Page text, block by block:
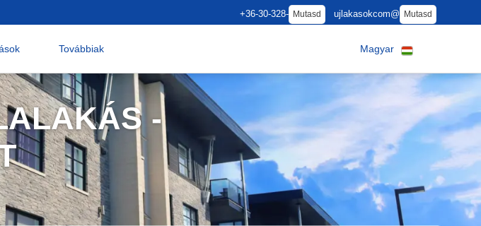
+36-30-328- Mutasd ujlakasokcom@ Mutasd
Továbbiak Magyar
-